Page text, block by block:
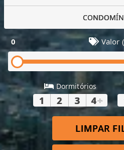
0 Valor
Dormitórios
1 2 3 4+
LIMPAR